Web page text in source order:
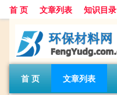
首 页 文章列表 知识目录
首 页 文章列表